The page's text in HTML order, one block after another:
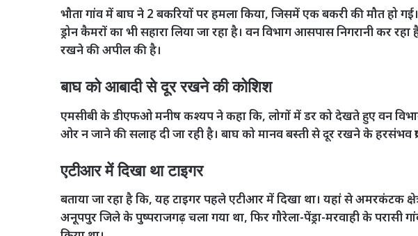
भौता गांव में बाघ ने 2 बकरियों पर हमला किया, जिसमें एक बकरी की मौत हो
ड्रोन कैमरों का भी सहारा लिया जा रहा है। वन विभाग आसपास निगरानी कर
रखने की अपील की है।
बाघ को आबादी से दूर रखने की कोशिश
एमसीबी के डीएफओ मनीष कश्यप ने कहा कि, लोगों में डर को देखते हुए वन
ओर न जाने की सलाह दी जा रही है। बाघ को मानव बस्ती से दूर रखने के हरसंभव
एटीआर में दिखा था टाइगर
बताया जा रहा है कि, यह टाइगर पहले एटीआर में दिखा था। यहां से अमरकंटक
अनूपपुर जिले के पुष्पराजगढ़ चला गया था, फिर गौरेला-पेंड्रा-मरवाही के परासी